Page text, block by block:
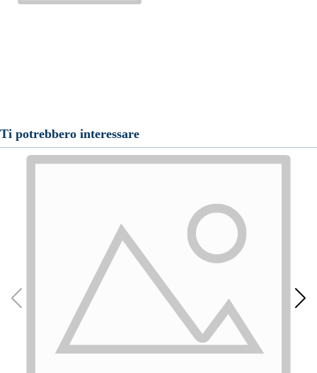
Ti potrebbero interessare